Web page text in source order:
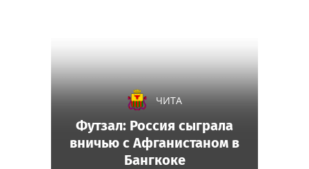
ЧИТА
Футзал: Россия сыграла
вничью с Афганистаном в
Бангкоке